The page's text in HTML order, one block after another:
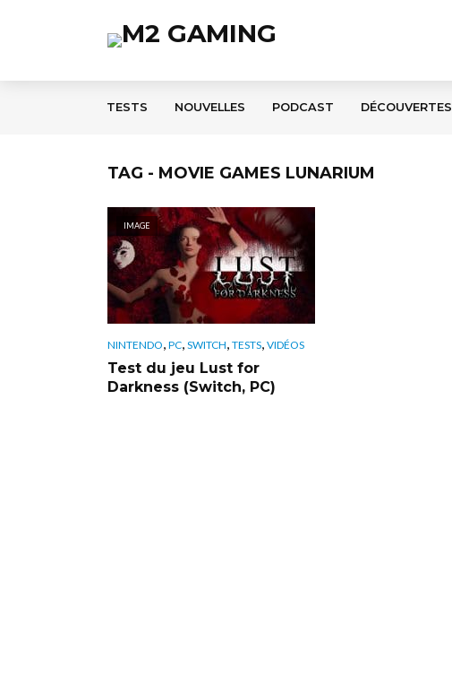
TESTS NOUVELLES PODCAST DÉCOUVERTES
TAG - MOVIE GAMES LUNARIUM
IMAGE
NINTENDO, PC, SWITCH, TESTS, VIDÉOS
Test du jeu Lust for
Darkness (Switch, PC)